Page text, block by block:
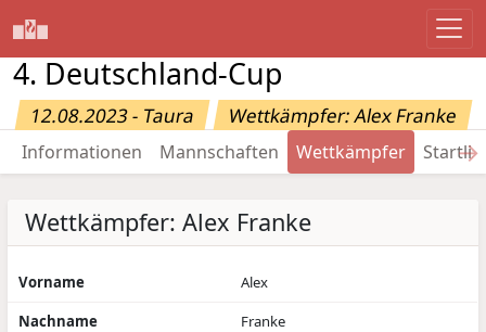
4. Deutschland-Cup
12.08.2023 - Taura Wettkämpfer: Alex Franke
Informationen Mannschaften Wettkämpfer →
Wettkämpfer: Alex Franke
Vorname
Alex
Nachname
Franke